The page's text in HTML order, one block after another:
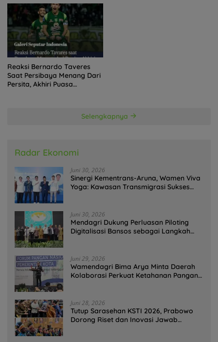
Trofi?
Reaksi Bernardo Taveres
Saat Persibaya Menang Dari
Persita, Akhiri Puasa
Selengkapnya
Radar Ekonomi
Juni 30, 2026
Sinergi Kementrans-Aruna, Wamen Viva
Yoga: Kawasan Transmigrasi Sukses
Juni 30, 2026
Mendagri Dukung Perluasan Piloting
Digitalisasi Bansos sebagai Langkah
Juni 29, 2026
Wamendagri Bima Arya Minta Daerah
Kolaborasi Perkuat Ketahanan Pangan
Juni 28, 2026
Tutup Sarasehan KSTI 2026, Prabowo
Dorong Riset dan Inovasi Jawab